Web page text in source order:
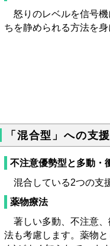
怒りのレベルを信号機
ちを静められる方法を
「混合型」への支援
不注意優勢型と多動・
混合している2つの支
薬物療法
著しい多動、不注意、
法も考慮します。薬物